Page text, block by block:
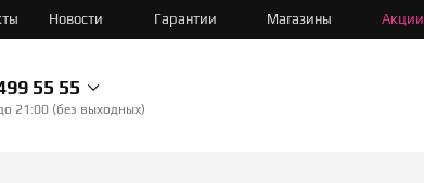
Новости Гарантии Магазины Акции
55 55
21:00 (без выходных)